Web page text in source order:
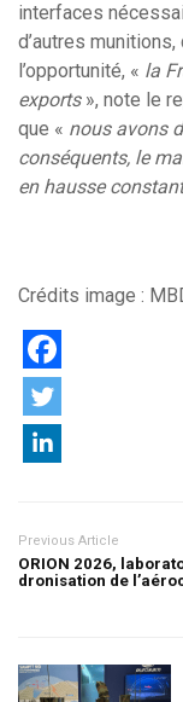
interfaces
d’autres
l’opportunité, « la
exports», note le
que « nous avons
conséquents, le
en hausse
Crédits image :
Previous Article
ORION 2026,
dronisation de